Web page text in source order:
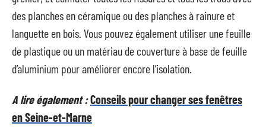
des planches en céramique ou des planches à rainure et
languette en bois. Vous pouvez également utiliser une feuille
de plastique ou un matériau de couverture à base de feuille
d’aluminium pour améliorer encore l’isolation.
A lire également :Conseils pour changer ses fenêtres
en Seine-et-Marne